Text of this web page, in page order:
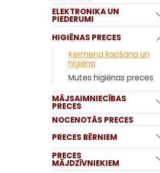
ELEKTRONIKA UN
PIEDERUMI
HIGIĒNAS PRECES
Ķermeņa kopšana un
higiēna
Mutes higiēnas preces
MĀJSAIMNIECĪBAS
PRECES
NOCENOTĀS PRECES
PRECES BĒRNIEM
PRECES
MĀJDZĪVNIEKIEM